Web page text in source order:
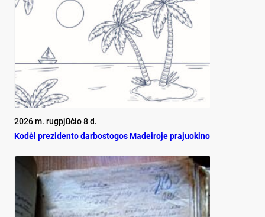
2026 m. rugpjūčio 8 d.
Ko­dėl pre­zi­den­to dar­bos­to­gos Ma­dei­ro­je pra­juo­ki­no